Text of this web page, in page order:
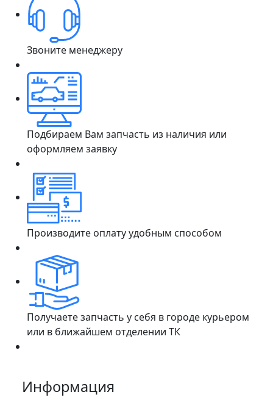
Звоните менеджеру
Подбираем Вам запчасть из наличия или
оформляем заявку
Производите оплату удобным способом
Получаете запчасть у себя в городе курьером
или в ближайшем отделении ТК
Информация